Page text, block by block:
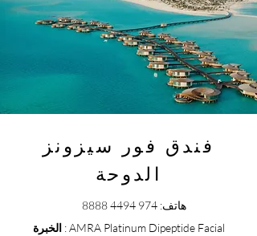
فندق فور سيزونز
الدوحة
هاتف: 974 4494 8888
الخبرة: AMRA Platinum Dipeptide Facial